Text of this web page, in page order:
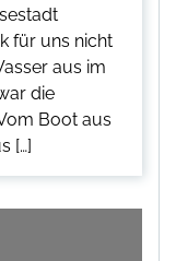
für uns nicht
aus im
die
Boot aus
[…]